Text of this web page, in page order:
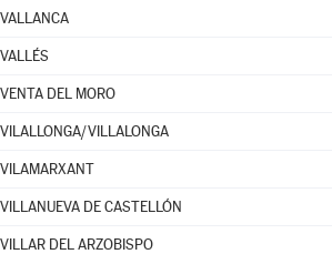
VALLANCA
VALLÉS
VENTA DEL MORO
VILALLONGA/VILLALONGA
VILAMARXANT
VILLANUEVA DE CASTELLÓN
VILLAR DEL ARZOBISPO